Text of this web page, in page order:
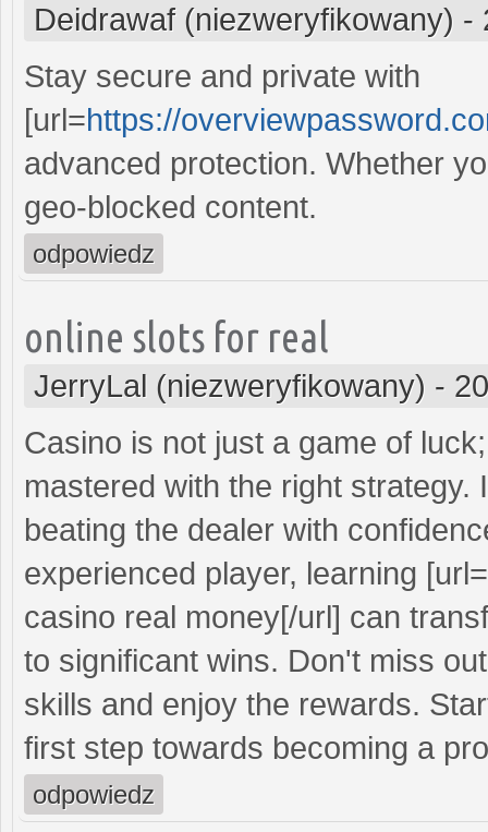
Deidrawaf (niezweryfikowany) -
Stay secure and private with
[url=https://
advanced protection. Whether
geo-blocked content.
odpowiedz
online slots for real
JerryLal (niezweryfikowany) -
Casino is not just a game of
mastered with the right
beating the dealer with
experienced player, learning [url=
casino real money[/url] can
to significant wins. Don't miss
skills and enjoy the rewards.
first step towards becoming a
odpowiedz